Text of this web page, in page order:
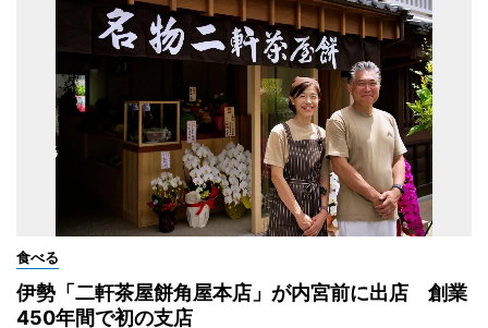
食べる
伊勢「二軒茶屋餅角屋本店」が内宮前に出店 創業
450年間で初の支店